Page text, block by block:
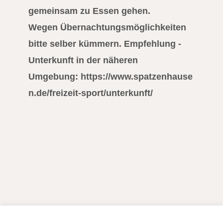
gemeinsam zu Essen gehen.
Wegen Übernachtungsmöglichkeiten
bitte selber kümmern. Empfehlung -
Unterkunft in der näheren
Umgebung: https://www.spatzenhause
n.de/freizeit-sport/unterkunft/